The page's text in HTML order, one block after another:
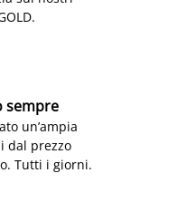
sempre
un’ampia
dal prezzo
Tutti i giorni.